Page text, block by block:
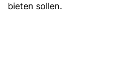
bieten sollen.